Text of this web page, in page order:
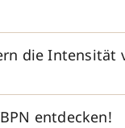
die Intensität
entdecken!